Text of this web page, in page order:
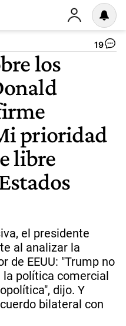
19
los
prioridad
libre
el presidente
al analizar la
de EEUU: "Trump no
política comercial
dijo. Y
bilateral con